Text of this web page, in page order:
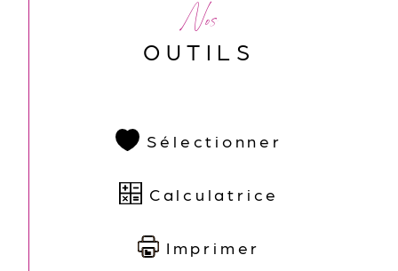
Nos
OUTILS
Sélectionner
Calculatrice
Imprimer